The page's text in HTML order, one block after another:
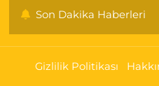
Son Dakika Haberleri
Gizlilik Politikası